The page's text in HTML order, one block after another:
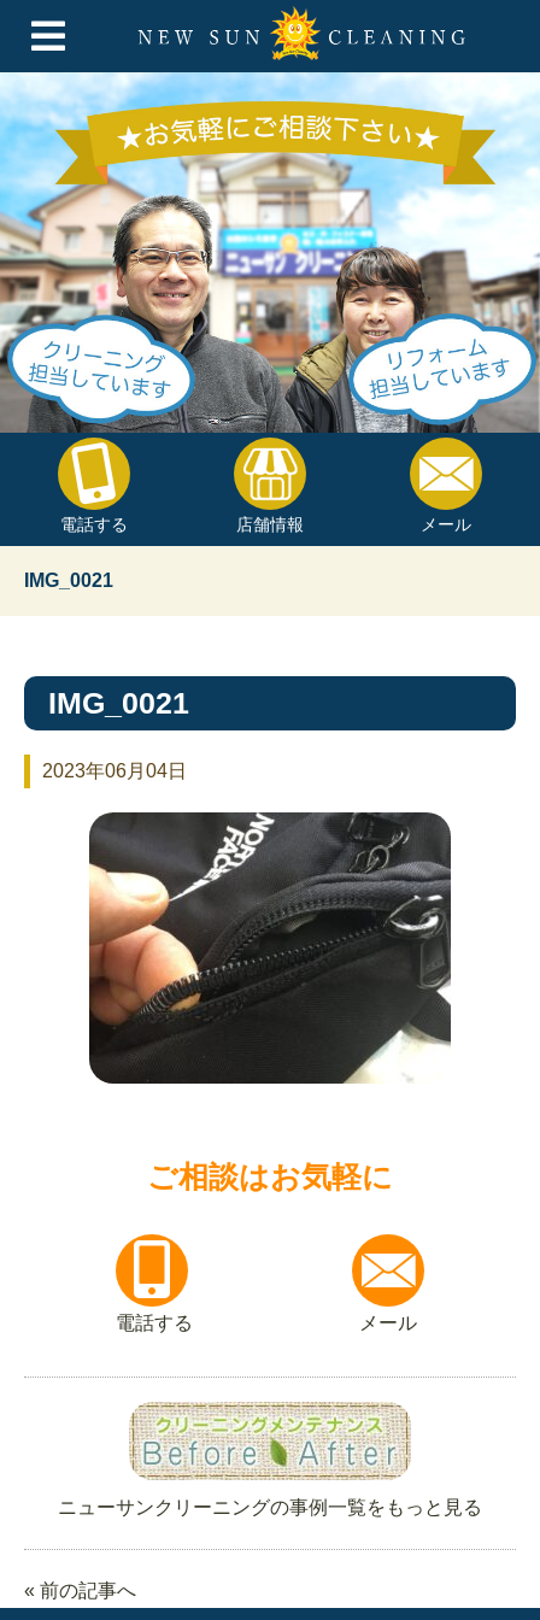
電話する 店舗情報 メール
IMG_0021
IMG_0021
2023年06月04日
ご相談はお気軽に
電話する メール
ニューサンクリーニングの事例一覧をもっと見る
« 前の記事へ